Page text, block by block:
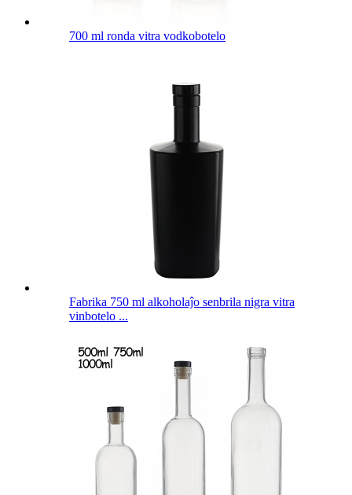
700 ml ronda vitra vodkobotelo
Fabrika 750 ml alkoholaĵo senbrila nigra vitra
vinbotelo ...